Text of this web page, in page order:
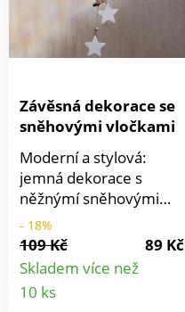
Závěsná dekorace se
sněhovými vločkami
Moderní a stylová:
jemná dekorace s
něžnýmí sněhovými
vločkami v elegantních
šedých tónech je
zdobená hvězdami,
korálky, dřevěnými
kolečky a dalšími prvky
- 18%
109 Kč
89 Kč
Skladem více než
10 ks